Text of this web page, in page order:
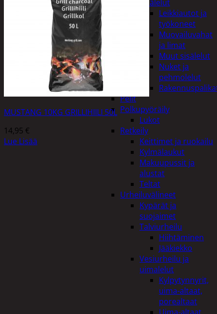
Sisälelut
Leikkiautot ja
työkoneet
Muovailuvahat
ja limat
Muut sisälelut
Nuket ja
pehmolelut
Pelit
Polkupyöräily
Lukot
Retkeily
Keittimet ja ruokailu
Kylmälaukut
Makuupussit ja
alustat
Teltat
Urheiluvälineet
Kypärät ja
suojaimet
Talviurheilu
Hiihtäminen
Jääkiekko
Vesiurheilu ja
uimalelut
Kylpytynnyrit,
uima-altaat,
porealtaat
MUSTANG 10KG GRILLIHIILI 50L
14,95 €
Lue Lisää